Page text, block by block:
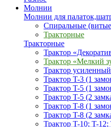
Молнии
Молнии для
Спиральные
Тракторные
Тракторные
Трактор
Трактор «Мелкий
Трактор
Трактор T-3 (1
Трактор T-5 (1
Трактор T-5 (2
Трактор T-8 (1
Трактор T-8 (2
Трактор T-10; T-